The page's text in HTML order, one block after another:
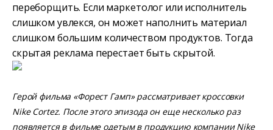
переборщить. Если маркетолог или исполнитель
слишком увлекся, он может наполнить материал
слишком большим количеством продуктов. Тогда
скрытая реклама перестает быть скрытой.
Герой фильма «Форест Гамп» рассматривает кроссовки
Nike Cortez. После этого эпизода он еще несколько раз
появляется в фильме одетым в продукцию компании Nike